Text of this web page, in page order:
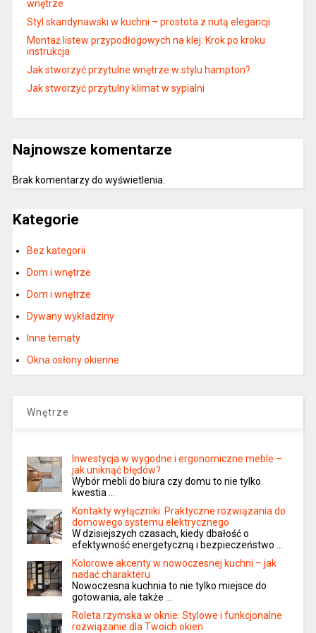
wnętrze
Styl skandynawski w kuchni – prostota z nutą elegancji
Montaż listew przypodłogowych na klej: Krok po kroku
instrukcja
Jak stworzyć przytulne wnętrze w stylu hampton?
Jak stworzyć przytulny klimat w sypialni
Najnowsze komentarze
Brak komentarzy do wyświetlenia.
Kategorie
Bez kategorii
Dom i wnętrze
Dom i wnętrze
Dywany wykładziny
Inne tematy
Okna osłony okienne
Wnętrze
Inwestycja w wygodne i ergonomiczne meble –
jak uniknąć błędów?
Wybór mebli do biura czy domu to nie tylko
kwestia …
Kontakty wyłączniki: Praktyczne rozwiązania do
domowego systemu elektrycznego
W dzisiejszych czasach, kiedy dbałość o
efektywność energetyczną i bezpieczeństwo …
Kolorowe akcenty w nowoczesnej kuchni – jak
nadać charakteru
Nowoczesna kuchnia to nie tylko miejsce do
gotowania, ale także …
Roleta rzymska w oknie: Stylowe i funkcjonalne
rozwiązanie dla Twoich okien